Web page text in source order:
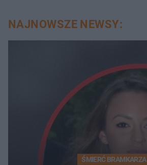
NAJNOWSZE NEWSY:
ŚMIERĆ BRAMKARZA